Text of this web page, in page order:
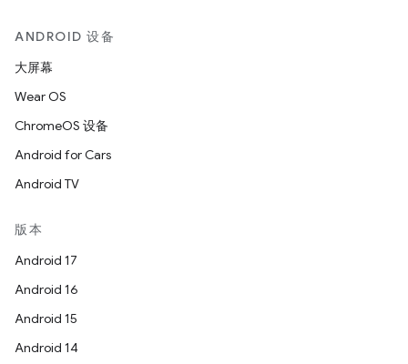
ANDROID 设备
大屏幕
Wear OS
ChromeOS 设备
Android for Cars
Android TV
版本
Android 17
Android 16
Android 15
Android 14